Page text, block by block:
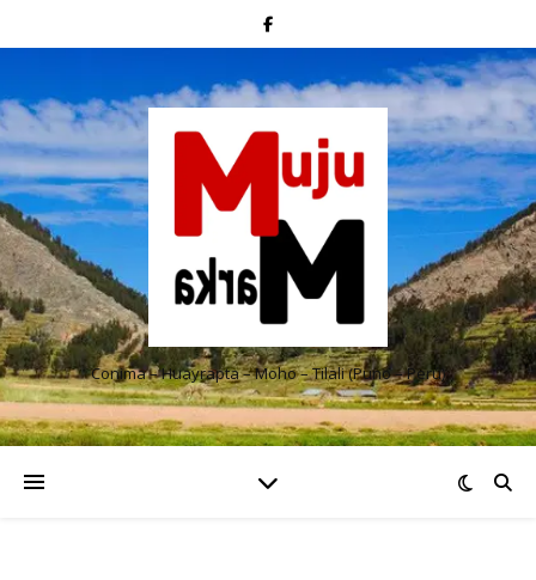
Conima – Huayrapta – Moho – Tilali (Puno – Perú)